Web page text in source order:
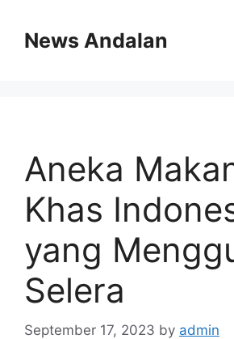
contentNews Andalan
Aneka
Khas
yang
Selera
September 17, 2023 by admin